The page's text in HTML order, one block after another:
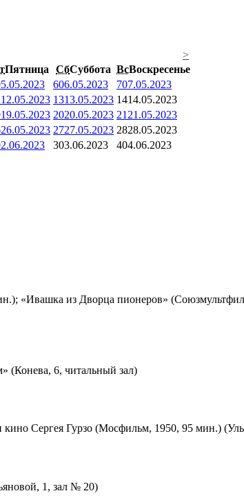
>
Пятница СбСуббота ВсВоскресенье
606.05.2023 707.05.2023
12.05.2023 1313.05.2023 1414.05.2023
19.05.2023 2020.05.2023 21 21.05.2023
26.05.2023 2727.05.2023 2828.05.2023
303.06.2023 404.06.2023
«Ивашка из Дворца пионеров»
(Конева, 6, читальный зал)
Сергея Гурзо (Мосфильм, 1950, 95 мин.)
1, зал № 20)